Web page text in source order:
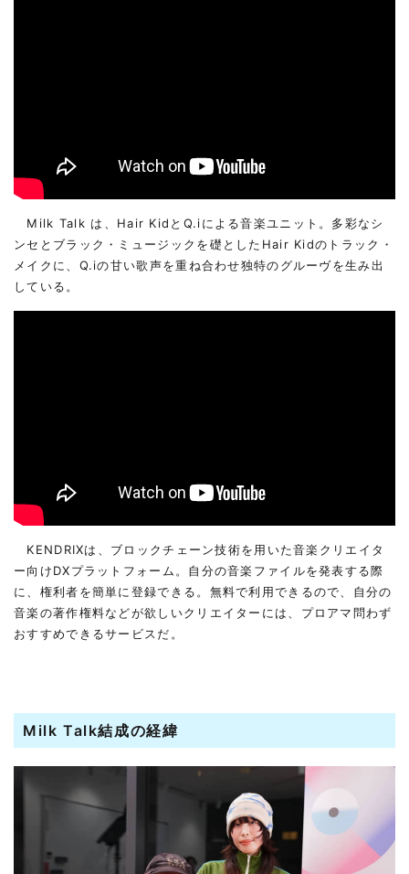
Milk Talk は、Hair KidとQ.iによる音楽ユニット。多彩なシ
ンセとブラック・ミュージックを礎としたHair Kidのトラック・
メイクに、Q.iの甘い歌声を重ね合わせ独特のグルーヴを生み出
している。
KENDRIXは、ブロックチェーン技術を用いた音楽クリエイタ
ー向けDXプラットフォーム。自分の音楽ファイルを発表する際
に、権利者を簡単に登録できる。無料で利用できるので、自分の
音楽の著作権料などが欲しいクリエイターには、プロアマ問わず
おすすめできるサービスだ。
Milk Talk結成の経緯